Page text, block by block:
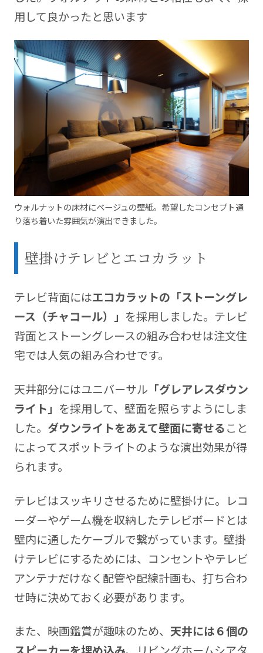
用して良かったと思います
ウォルナットの床材にベージュの壁紙。希望したコンセプト通
り落ち着いた雰囲気が演出できました。
壁掛けテレビとエコカラット
テレビ背面にはエコカラットの「ストーングレ
ース（チャコール）」 を採用しました。テレビ
背面とストーングレースの組み合わせは注文住
宅では人気の組み合わせです。
天井部分にはユニバーサル 「グレアレスダウン
ライト」 を採用して、壁面を照らすようにしま
した。 ダウンライトをあえて壁面に寄せること
によってスポットライトのような演出効果が得
られます。
テレビはスッキリさせるために壁掛けに。レコ
ーダーやゲーム機を収納したテレビボードとは
壁内に通したケーブルで繋がっています。壁掛
けテレビにするためには、コンセントやテレビ
アンテナだけなく配管や配線計画も、打ち合わ
せ時に決めておく必要があります。
また、映画鑑賞が趣味のため、 天井には６個の